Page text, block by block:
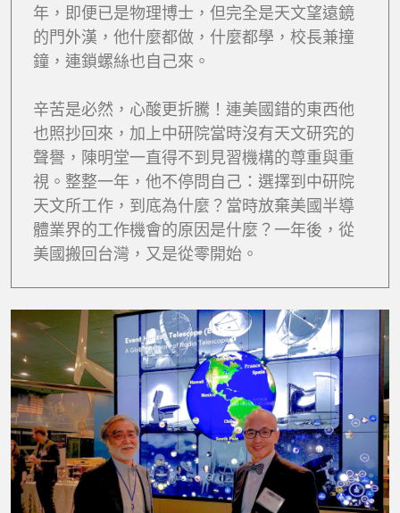
年，即便已是物理博士，但完全是天文望遠鏡
的門外漢，他什麼都做，什麼都學，校長兼撞
鐘，連鎖螺絲也自己來。
辛苦是必然，心酸更折騰！連美國錯的東西他
也照抄回來，加上中研院當時沒有天文研究的
聲譽，陳明堂一直得不到見習機構的尊重與重
視。整整一年，他不停問自己：選擇到中研院
天文所工作，到底為什麼？當時放棄美國半導
體業界的工作機會的原因是什麼？一年後，從
美國搬回台灣，又是從零開始。